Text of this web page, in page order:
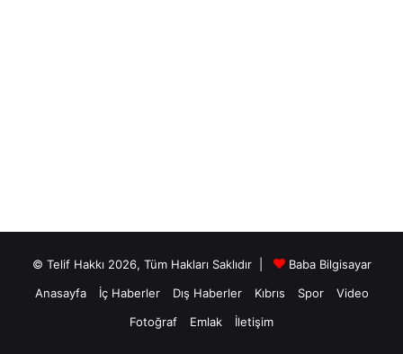
© Telif Hakkı 2026, Tüm Hakları Saklıdır |
Baba Bilgisayar
Anasayfa
İç Haberler Dış Haberler Kıbrıs Spor
Video
Fotoğraf
Emlak İletişim